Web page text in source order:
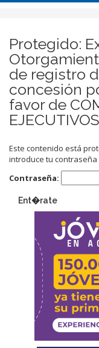
Protegido:
de registro
concesión
favor de
Este contenido está
introduce tu contraseña
Contraseña:
Ent�rate